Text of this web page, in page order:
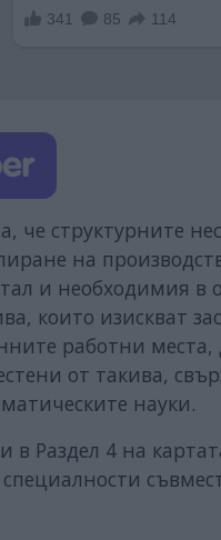
структурните
на
и необходимия в
които изискват
работни места,
от такива,
науки.
Раздел 4 на